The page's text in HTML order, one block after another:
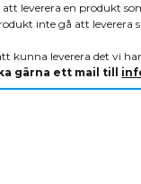
leverera en produkt
inte gå att leverera
kunna leverera det vi
gärna ett mail till